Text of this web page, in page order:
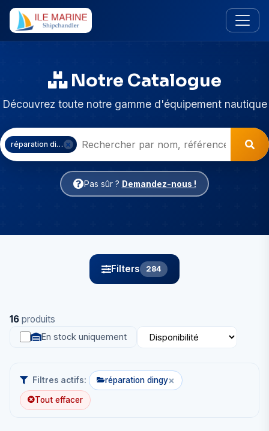
Notre Catalogue
Découvrez toute notre gamme d'équipement nautique
réparation dingy
Pas sûr ? Demandez-nous !
Filters 284
16 produits
En stock uniquement
Filtres actifs: réparation dingy×
Tout effacer